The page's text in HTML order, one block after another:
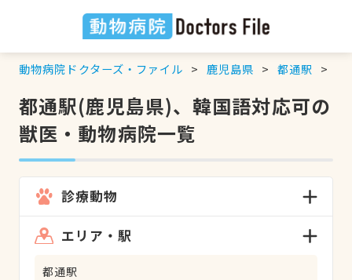
動物病院ドクターズ・ファイル 鹿児島県 都通駅
都通駅(鹿児島県)、韓国語対応可の
獣医・動物病院一覧
診療動物
エリア・駅
都通駅